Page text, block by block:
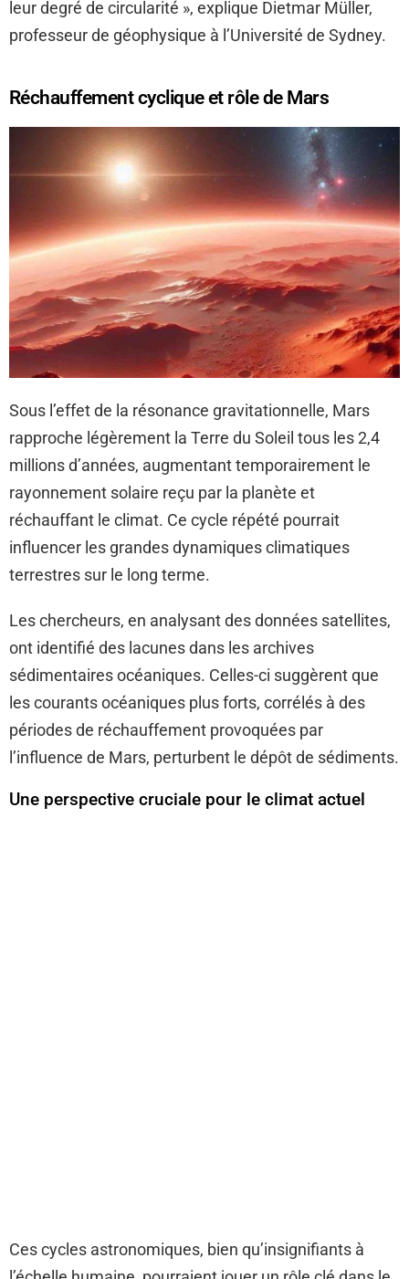
leur degré de circularité », explique Dietmar Müller,
professeur de géophysique à l’Université de Sydney.
Réchauffement cyclique et rôle de Mars
Sous l’effet de la résonance gravitationnelle, Mars
rapproche légèrement la Terre du Soleil tous les 2,4
millions d’années, augmentant temporairement le
rayonnement solaire reçu par la planète et
réchauffant le climat. Ce cycle répété pourrait
influencer les grandes dynamiques climatiques
terrestres sur le long terme.
Les chercheurs, en analysant des données satellites,
ont identifié des lacunes dans les archives
sédimentaires océaniques. Celles-ci suggèrent que
les courants océaniques plus forts, corrélés à des
périodes de réchauffement provoquées par
l’influence de Mars, perturbent le dépôt de sédiments.
Une perspective cruciale pour le climat actuel
Ces cycles astronomiques, bien qu’insignifiants à